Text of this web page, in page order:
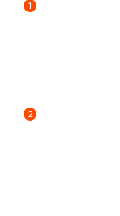
1
2